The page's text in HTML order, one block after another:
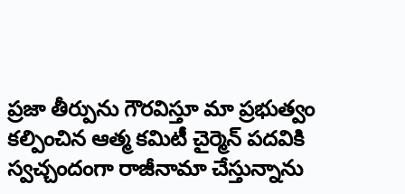
ప్రజా తీర్పును గౌరవిస్తూ మా ప్రభుత్వం
కల్పించిన ఆత్మ కమిటీ చైర్మెన్ పదవికి
స్వచ్చందంగా రాజీనామా చేస్తున్నాను